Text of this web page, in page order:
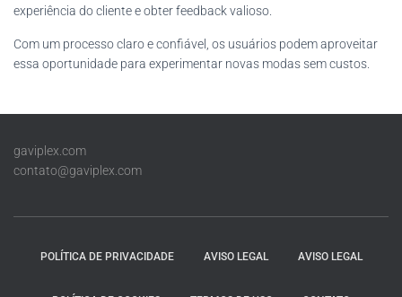
experiência do cliente e obter feedback valioso.
Com um processo claro e confiável, os usuários podem aproveitar
essa oportunidade para experimentar novas modas sem custos.
gaviplex.com
contato@gaviplex.com
POLÍTICA DE PRIVACIDADE AVISO LEGAL AVISO LEGAL